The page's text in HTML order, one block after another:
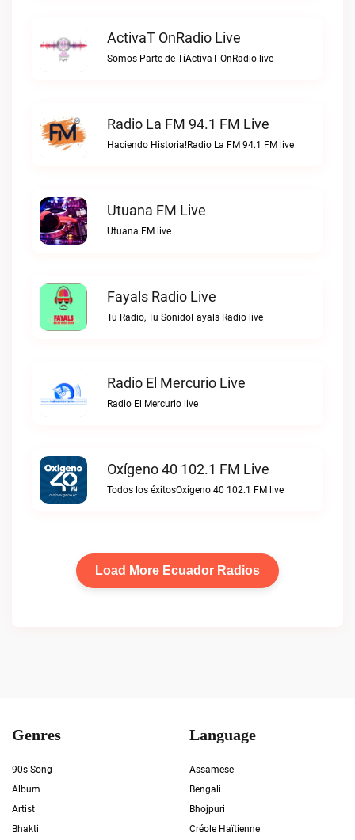
ActivaT OnRadio Live
Somos Parte de TíActivaT OnRadio live
Radio La FM 94.1 FM Live
Haciendo Historia!Radio La FM 94.1 FM live
Utuana FM Live
Utuana FM live
Fayals Radio Live
Tu Radio, Tu SonidoFayals Radio live
Radio El Mercurio Live
Radio El Mercurio live
Oxígeno 40 102.1 FM Live
Todos los éxitosOxígeno 40 102.1 FM live
Load More Ecuador Radios
Genres
90s Song
Album
Artist
Bhakti
Language
Assamese
Bengali
Bhojpuri
Créole Haïtienne